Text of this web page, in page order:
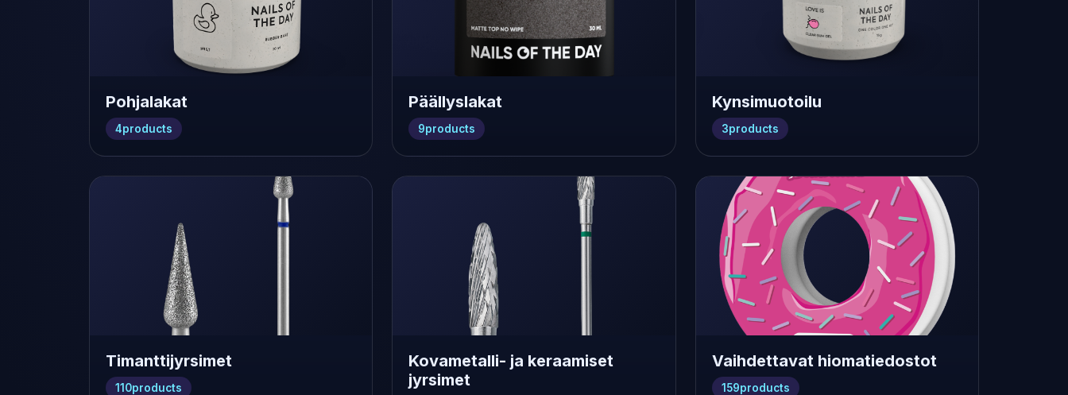
Pohjalakat
4products
Päällyslakat
9products
Kynsimuotoilu
3products
Timanttijyrsimet
110products
Kovametalli- ja keraamiset
jyrsimet
Vaihdettavat hiomatiedostot
159products